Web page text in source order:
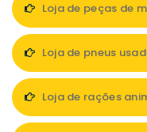
Loja de peças de
Loja de pneus
Loja de rações